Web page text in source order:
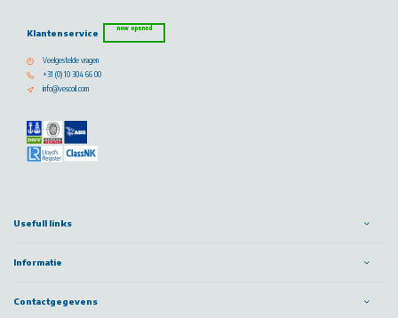
Klantenservice now opened
Veelgestelde vragen
+31 (0) 10 304 66 00
info@vescoil.com
Usefull links
Informatie
Contactgegevens